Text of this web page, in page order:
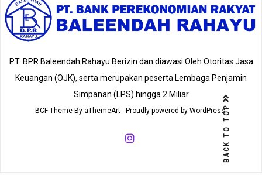
PT. BPR Baleendah Rahayu Berizin dan diawasi Oleh Otoritas Jasa
Keuangan (OJK), serta merupakan peserta Lembaga Penjamin
Simpanan (LPS) hingga 2 Miliar
BCFTheme By aThemeArt - Proudly powered by WordPress.BACK TO TOP